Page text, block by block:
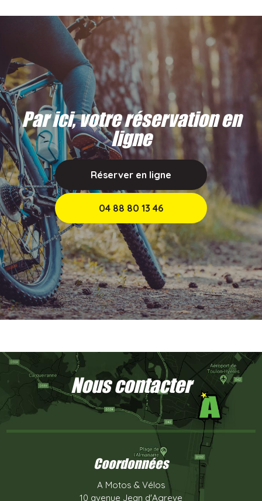
Par ici, votre réservation en
ligne
Réserver en ligne
04 88 80 13 46
Nous contacter
Coordonnées
A Motos & Vélos
10 avenue Jean d'Agreve